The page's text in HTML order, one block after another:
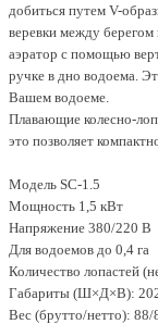
добиться путем V-
веревки между
аэратор с помощью
ручке в дно водоема.
Вашем водоеме.
Плавающие колесно-
это позволяет
Модель SC-1.5
Мощность 1,5 кВт
Напряжение 380/220 В
Для водоемов до 0,4 га
Количество лопастей
Габариты (Ш×Д×В):
Вес (брутто/нетто): 88/